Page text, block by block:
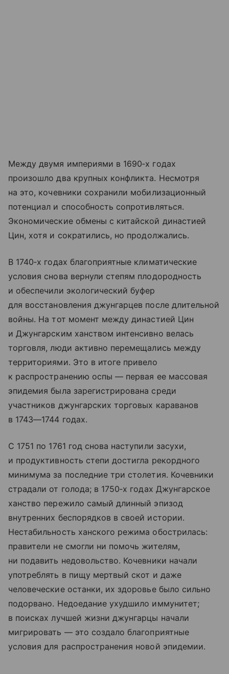
Между двумя империями в 1690‑х годах
произошло два крупных конфликта. Несмотря
на это, кочевники сохранили мобилизационный
потенциал и способность сопротивляться.
Экономические обмены с китайской династией
Цин, хотя и сократились, но продолжались.
В 1740‑х годах благоприятные климатические
условия снова вернули степям плодородность
и обеспечили экологический буфер
для восстановления джунгарцев после длительной
войны. На тот момент между династией Цин
и Джунгарским ханством интенсивно велась
торговля, люди активно перемещались между
территориями. Это в итоге привело
к распространению оспы — первая ее массовая
эпидемия была зарегистрирована среди
участников джунгарских торговых караванов
в 1743—1744 годах.
С 1751 по 1761 год снова наступили засухи,
и продуктивность степи достигла рекордного
минимума за последние три столетия. Кочевники
страдали от голода; в 1750‑х годах Джунгарское
ханство пережило самый длинный эпизод
внутренних беспорядков в своей истории.
Нестабильность ханского режима обострилась:
правители не смогли ни помочь жителям,
ни подавить недовольство. Кочевники начали
употреблять в пищу мертвый скот и даже
человеческие останки, их здоровье было сильно
подорвано. Недоедание ухудшило иммунитет;
в поисках лучшей жизни джунгарцы начали
мигрировать — это создало благоприятные
условия для распространения новой эпидемии.